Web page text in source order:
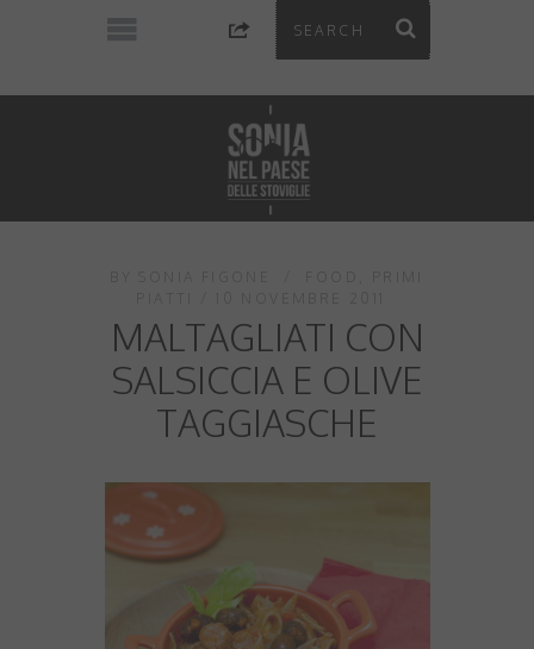
MALTAGLIATI CON
SALSICCIA E OLIVE
TAGGIASCHE